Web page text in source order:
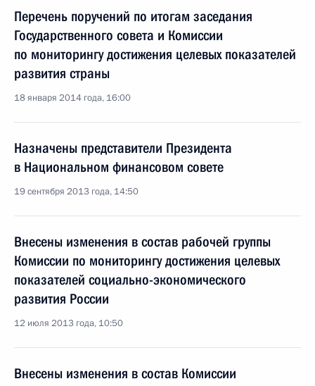
Перечень поручений по итогам заседания
Государственного совета и Комиссии
по мониторингу достижения целевых показателей
развития страны
18 января 2014 года, 16:00
Назначены представители Президента
в Национальном финансовом совете
19 сентября 2013 года, 14:50
Внесены изменения в состав рабочей группы
Комиссии по мониторингу достижения целевых
показателей социально-экономического
развития России
12 июля 2013 года, 10:50
Внесены изменения в состав Комиссии